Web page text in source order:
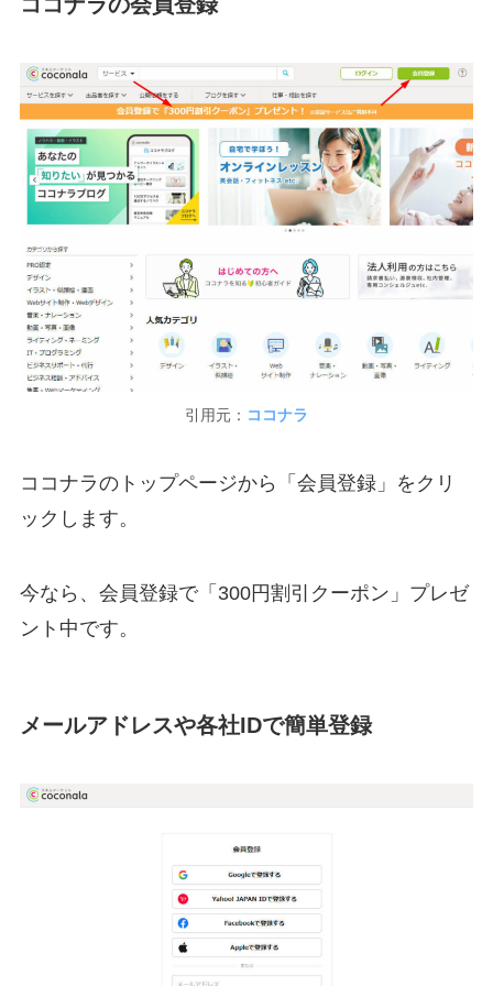
引用元： ココナラ
ココナラのトップページから「会員登録」をクリ
ックします。
今なら、会員登録で「300円割引クーポン」プレゼ
ント中です。
メールアドレスや各社IDで簡単登録